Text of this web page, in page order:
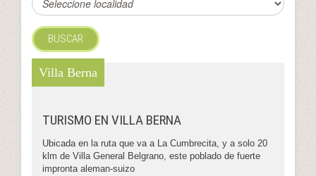
BUSCAR
Villa Berna
TURISMO EN VILLA BERNA
Ubicada en la ruta que va a La Cumbrecita, y a solo 20
klm de Villa General Belgrano, este poblado de fuerte
impronta aleman-suizo